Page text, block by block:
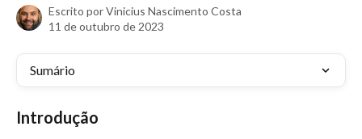
Escrito porVinicius Nascimento Costa
11 de outubro de 2023
Sumário
Introdução